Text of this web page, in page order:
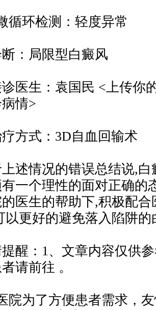
环检测：轻度异常
局限型白癜风
生：袁国民 <上传你的
情>
式：3D自血回输术
情况的错误总结说,白
一个理性的面对正确的
医生的帮助下,积极配
以更好的避免落入陷阱的
：1、文章内容仅供参
请前往 。
为了方便患者需求，友